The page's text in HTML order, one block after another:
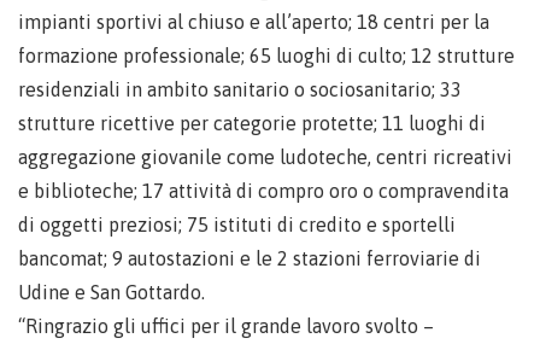
impianti sportivi al chiuso e all’aperto; 18 centri per la
formazione professionale; 65 luoghi di culto; 12 strutture
residenziali in ambito sanitario o sociosanitario; 33
strutture ricettive per categorie protette; 11 luoghi di
aggregazione giovanile come ludoteche, centri ricreativi
e biblioteche; 17 attività di compro oro o compravendita
di oggetti preziosi; 75 istituti di credito e sportelli
bancomat; 9 autostazioni e le 2 stazioni ferroviarie di
Udine e San Gottardo.
“Ringrazio gli uffici per il grande lavoro svolto –